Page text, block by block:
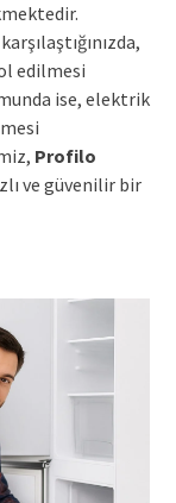
edilmesi
ise, elektrik
Profilo
ve güvenilir bir